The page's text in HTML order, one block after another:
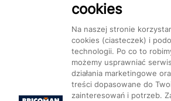
Mapa Strony: Kategorie Produkty Marki
cookies
Na naszej stronie
cookies (ciasteczek) i
technologii. Po co to
możemy usprawniać
działania marketingowe
treści dopasowane do
zainteresowań i potrzeb.